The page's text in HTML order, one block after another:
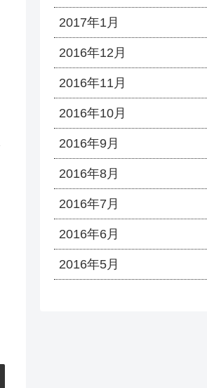
2017年1月
2016年12月
2016年11月
2016年10月
2016年9月
2016年8月
2016年7月
2016年6月
2016年5月